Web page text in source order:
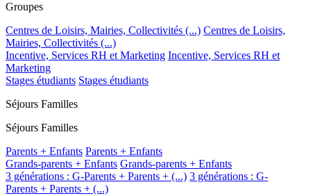
Groupes
Centres de Loisirs, Mairies, Collectivités (...) Centres de Loisirs,
Mairies, Collectivités (...)
Incentive, Services RH et Marketing Incentive, Services RH et
Marketing
Stages étudiants Stages étudiants
Séjours Familles
Séjours Familles
Parents + Enfants Parents + Enfants
Grands-parents + Enfants Grands-parents + Enfants
3 générations : G-Parents + Parents + (...) 3 générations : G-
Parents + Parents + (...)